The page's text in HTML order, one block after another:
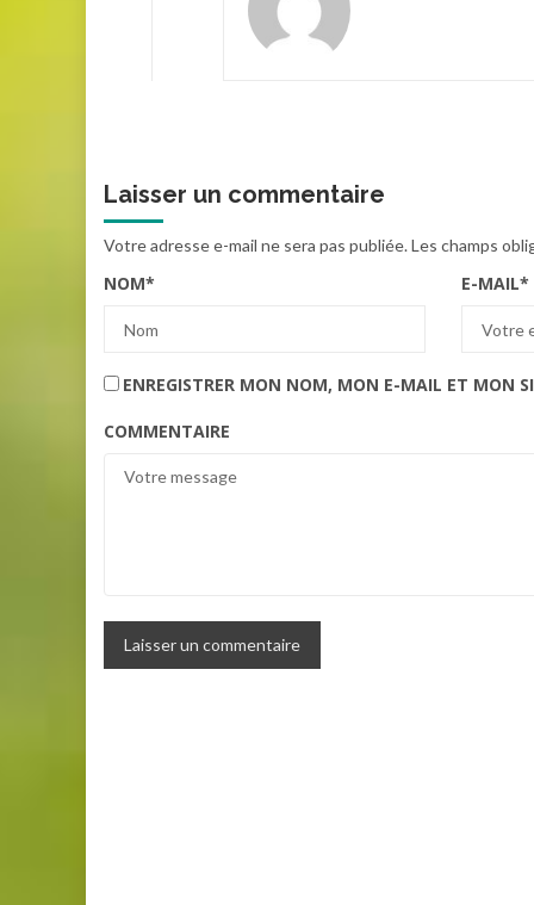
Laisser un commentaire
Votre adresse e-mail ne sera pas publiée.Les champs
NOM* E-MAIL*
ENREGISTRER MON NOM, MON E-MAIL ET MON
COMMENTAIRE